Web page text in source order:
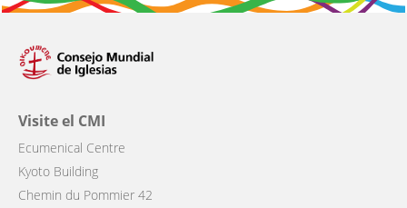
Visite el CMI
Ecumenical Centre
Kyoto Building
Chemin du Pommier 42